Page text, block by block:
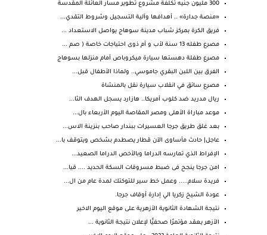
300 مليون جنيه تكلفة مشروع تطوير مسار العائلة المقدسة
«منصة جدارة» .. أهدافها وآلية التسجيل وشروط التقدي...
فريق الكرة بمركز شباب مدينة سوهاج يواصل الاستعداد ...
مصرع طفله 13 سنة لأب و أم ذوى احتياجات خاصة ( صم ...
مصرع طفلة دهستها سيارة ميكروباص أمام منزلها بسوهاج
الفرق بين اللبن البقري جاموسي.. ولماذا الأطفال قبل...
مصرع سائق في انقلاب سيارة نقل بالمنشاة
ريال مدريد ضد كلوب أمريكا.. هازارد يسجل الهدف الثا...
موعد مباراة الأهلى ومصر المقاصة اليوم الأربعاء بال...
بعد غلق طريق جرجا العسيرات ببندار صاحب بنزينة الاس...
عاجل| حادث مأساوى الآن قطار يصطدم بشخص ويتوقف با...
الإفراط الذي تمارسه الدراما وبالأخص الدراما الصعيد...
امن جرجا ينجح فى ضبط مسروقات السكة الحديد .... قيا...
فريدة سلام..... وعمل خط سير للتوكتك لمدة عام من ال...
عودة الشيخ زكريا الي إدارة أوقاف جرجا.
نتيجة الشهادة الثانوية الأزهرية على موقع اليوم الاخير
الأزهر يعقد مؤتمرًا صحفيًّا لإعلان نتيجة الثانوية ...